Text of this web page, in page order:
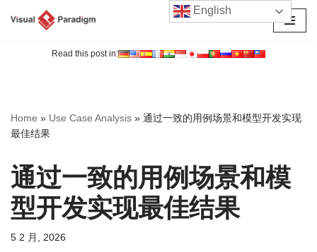
Read this post in:
Home » Use Case Analysis » 通过一致的用例场景和模型开发实现
最佳结果
通过一致的用例场景和模
型开发实现最佳结果
5 2 月, 2026
English